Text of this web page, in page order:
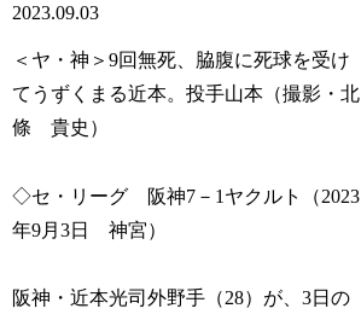
2023.09.03
＜ヤ・神＞9回無死、脇腹に死球を受け
てうずくまる近本。投手山本（撮影・北
條 貴史）
◇セ・リーグ 阪神7－1ヤクルト（2023
年9月3日 神宮）
阪神・近本光司外野手（28）が、3日の